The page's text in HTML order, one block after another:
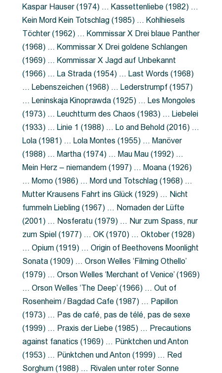
Kaspar Hauser (1974) … Kassettenliebe (1982) …
Kein Mord Kein Totschlag (1985) … Kohlhiesels
Töchter (1962) … Kommissar X Drei blaue Panther
(1968) … Kommissar X Drei goldene Schlangen
(1969) … Kommissar X Jagd auf Unbekannt
(1966) … La Strada (1954) … Last Words (1968)
… Lebenszeichen (1968) … Lederstrumpf (1957)
… Leninskaja Kinoprawda (1925) … Les Mongoles
(1973) … Leuchtturm des Chaos (1983) … Liebelei
(1933) … Linie 1 (1988) … Lo and Behold (2016) …
Lola (1981) … Lola Montes (1955) … Manöver
(1988) … Martha (1974) … Mau Mau (1992) …
Mein Herz – niemandem (1997) … Moana (1926)
… Momo (1986) … Mord und Totschlag (1968) …
Mutter Krausens Fahrt ins Glück (1929) … Nicht
fummeln Liebling (1967) … Nomaden der Lüfte
(2001) … Nosferatu (1979) … Nur zum Spass, nur
zum Spiel (1977) … OK (1970) … Oktober (1928)
… Opium (1919) … Origin of Beethovens Moonlight
Sonata (1909) … Orson Welles ‘Filming Othello’
(1979) … Orson Welles ‘Merchant of Venice’ (1969)
… Orson Welles ‘The Deep’ (1966) … Out of
Rosenheim / Bagdad Cafe (1987) … Papillon
(1973) … Pas de café, pas de télé, pas de sexe
(1999) … Praxis der Liebe (1985) … Precautions
against fanatics (1969) … Pünktchen und Anton
(1953) … Pünktchen und Anton (1999) … Red
Sorghum (1988) … Rivalen unter roter Sonne